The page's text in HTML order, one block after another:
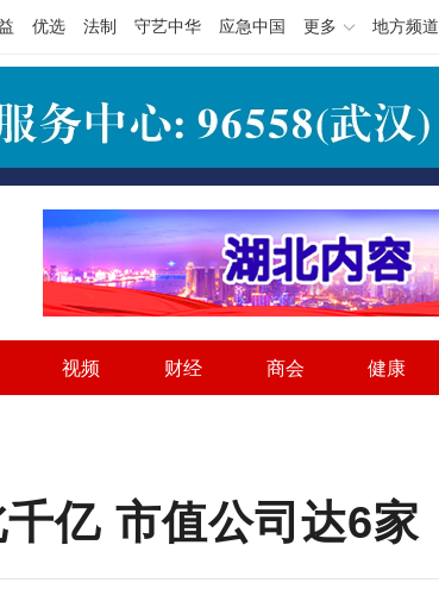
优选 法制 守艺中华 应急中国 更多 地方频道
视频 财经 商会 健康
亿 市值公司达6家